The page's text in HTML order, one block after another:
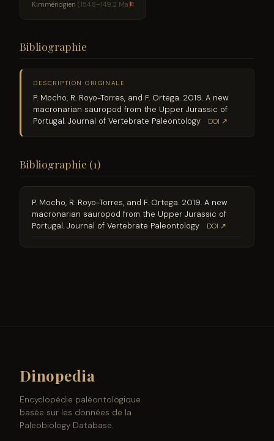
Kimméridgien (154.8–149.2 Ma)1
Bibliographie
DESCRIPTION ORIGINALE
P. Mocho, R. Royo-Torres, and F. Ortega. 2019. A new
macronarian sauropod from the Upper Jurassic of
Portugal. Journal of Vertebrate Paleontology
DOI ↗
Bibliographie (1)
P. Mocho, R. Royo-Torres, and F. Ortega. 2019. A new
macronarian sauropod from the Upper Jurassic of
Portugal. Journal of Vertebrate Paleontology
DOI ↗
Dinopedia
Encyclopédie paléontologique
basée sur les données de la
Paleobiology Database.